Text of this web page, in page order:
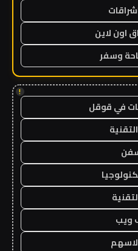
اون لاين
وسفر
!
في قوقل
ويب